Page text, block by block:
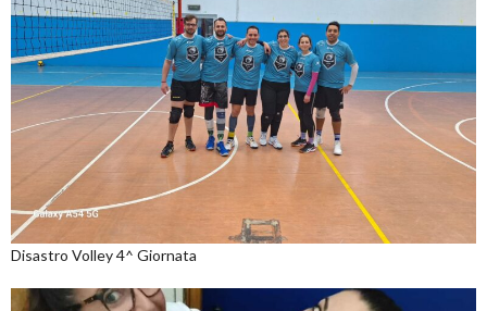
Disastro Volley 4^ Giornata